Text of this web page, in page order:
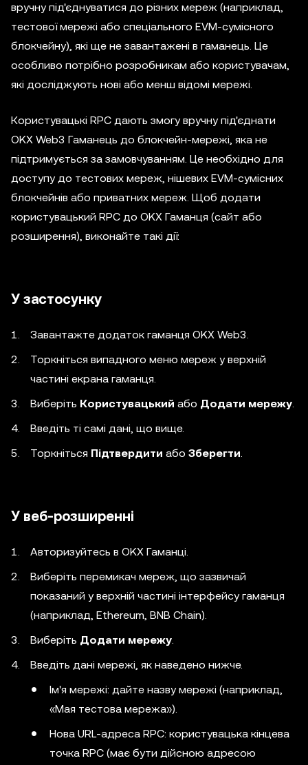
вручну під'єднуватися до різних мереж (наприклад,
тестової мережі або спеціального EVM-сумісного
блокчейну), які ще не завантажені в гаманець. Це
особливо потрібно розробникам або користувачам,
які досліджують нові або менш відомі мережі.
Користувацькі RPC дають змогу вручну під'єднати
OKX Web3 Гаманець до блокчейн-мережі, яка не
підтримується за замовчуванням. Це необхідно для
доступу до тестових мереж, нішевих EVM-сумісних
блокчейнів або приватних мереж. Щоб додати
користувацький RPC до OKX Гаманця (сайт або
розширення), виконайте такі дії:
У застосунку
Завантажте додаток гаманця OKX Web3.
Торкніться випадного меню мереж у верхній
частині екрана гаманця.
Виберіть Користувацький або Додати мережу.
Введіть ті самі дані, що вище.
Торкніться Підтвердити або Зберегти.
У веб-розширенні
Авторизуйтесь в OKX Гаманці.
Виберіть перемикач мереж, що зазвичай
показаний у верхній частині інтерфейсу гаманця
(наприклад, Ethereum, BNB Chain).
Виберіть Додати мережу.
Введіть дані мережі, як наведено нижче.
Ім'я мережі: дайте назву мережі (наприклад,
«Мая тестова мережа»).
Нова URL-адреса RPC: користувацька кінцева
точка RPC (має бути дійсною адресою